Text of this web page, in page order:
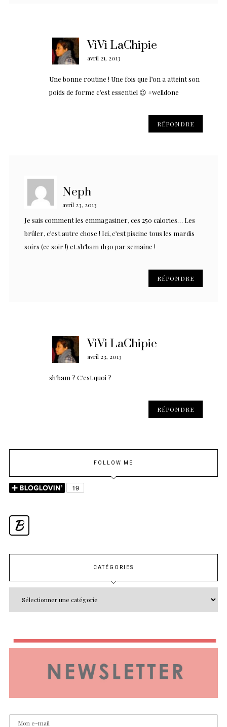
ViVi LaChipie
avril 21, 2013
Une bonne routine ! Une fois que l’on a atteint son
poids de forme c’est essentiel 😉 #welldone
RÉPONDRE
Neph
avril 23, 2013
Je sais comment les emmagasiner, ces 250 calories… Les
brûler, c’est autre chose ! Ici, c’est piscine tous les mardis
soirs (ce soir !) et sh’bam 1h30 par semaine !
RÉPONDRE
ViVi LaChipie
avril 23, 2013
sh’bam ? C’est quoi ?
RÉPONDRE
FOLLOW ME
B
CATÉGORIES